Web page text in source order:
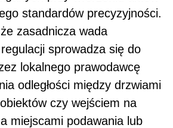
standardów precyzyjności.
zasadnicza wada
sprowadza się do
lokalnego prawodawcę
odległości między drzwiami
czy wejściem na
miejscami podawania lub